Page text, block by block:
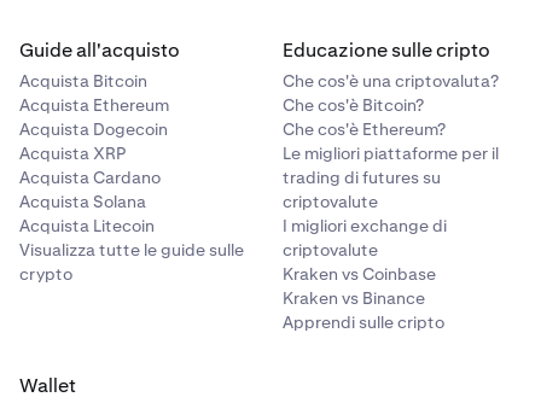
Guide all'acquisto
Acquista Bitcoin
Acquista Ethereum
Acquista Dogecoin
Acquista XRP
Acquista Cardano
Acquista Solana
Acquista Litecoin
Visualizza tutte le guide sulle
crypto
Educazione sulle cripto
Che cos'è una criptovaluta?
Che cos'è Bitcoin?
Che cos'è Ethereum?
Le migliori piattaforme per il
trading di futures su
criptovalute
I migliori exchange di
criptovalute
Kraken vs Coinbase
Kraken vs Binance
Apprendi sulle cripto
Wallet